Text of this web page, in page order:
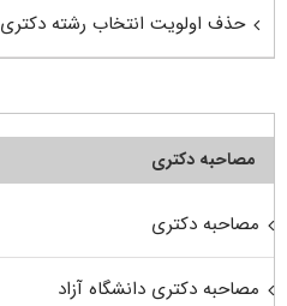
حذف اولویت انتخاب رشته دکتری
مصاحبه دکتری
مصاحبه دکتری
مصاحبه دکتری دانشگاه آزاد